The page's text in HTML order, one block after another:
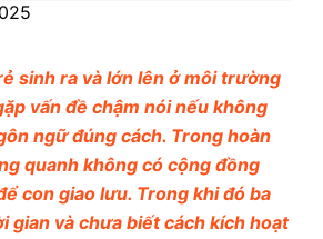
sinh ra và lớn lên ở môi trường
vấn đề chậm nói nếu không
ngữ đúng cách. Trong hoàn
quanh không có cộng đồng
con giao lưu. Trong khi đó ba
gian và chưa biết cách kích hoạt